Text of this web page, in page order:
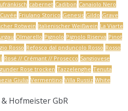
cabernet Cadibon Canaiolo Nero
Cuvée Friulano Storico Genesis Gildo Grave
Rotwein Italienischer Weißwein La Viarte
Olmarello Pignolo Pignolo Riserva Pinot
Rosso Refosco dal pnduncolo Rosso Rosso
Rosé // Crémant // Prosecco Sangiovese
Rose trocken Tazzelenghe Tenuta
Giulia Vermentino Villa Russiz White
Hofmeister GbR